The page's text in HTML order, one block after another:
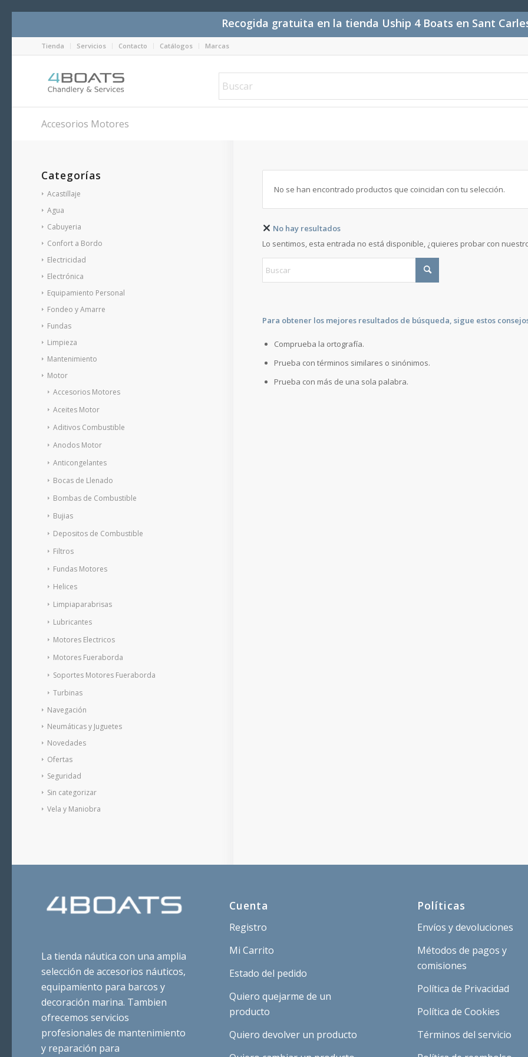
Recogida gratuita en la tienda Uship 4 Boats en Sant
Tienda Servicios Contacto Catálogos Marcas
Accesorios Motores
No se han encontrado productos que coincidan con tu selección.
No hay resultados
Lo sentimos, esta entrada no está disponible, ¿quieres probar con
Para obtener los mejores resultados de búsqueda, sigue estos
Comprueba la ortografía.
Prueba con términos similares o sinónimos.
Prueba con más de una sola palabra.
Categorías
Acastillaje
Agua
Cabuyeria
Confort a Bordo
Electricidad
Electrónica
Equipamiento Personal
Fondeo y Amarre
Fundas
Limpieza
Mantenimiento
Motor
Accesorios Motores
Aceites Motor
Aditivos Combustible
Anodos Motor
Anticongelantes
Bocas de Llenado
Bombas de Combustible
Bujias
Depositos de Combustible
Filtros
Fundas Motores
Helices
Limpiaparabrisas
Lubricantes
Motores Electricos
Motores Fueraborda
Soportes Motores Fueraborda
Turbinas
Navegación
Neumáticas y Juguetes
Novedades
Ofertas
Seguridad
Sin categorizar
Vela y Maniobra
La tienda náutica con una amplia
selección de accesorios náuticos,
equipamiento para barcos y
decoración marina. Tambien
ofrecemos servicios
profesionales de mantenimiento
y reparación para
Cuenta
Registro
Mi Carrito
Estado del pedido
Quiero quejarme de un
producto
Quiero devolver un producto
Políticas
Envíos y devoluciones
Métodos de pagos y
comisiones
Política de Privacidad
Política de Cookies
Términos del servicio